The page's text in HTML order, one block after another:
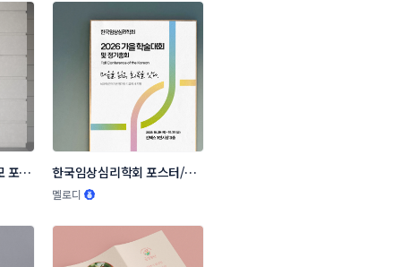
포스
한국임상심리학회 포스터/전
단지 콘테스트
멜로디